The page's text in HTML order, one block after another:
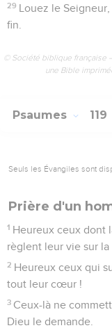
29 Louez le
fin.
© Société biblique française
une Bible
Psaumes 119
Seuls les Évangiles sont
Prière d'un
1 Heureux ceux dont
règlent leur vie sur
2 Heureux ceux qui
tout leur cœur !
3 Ceux-là ne
Dieu le demande.